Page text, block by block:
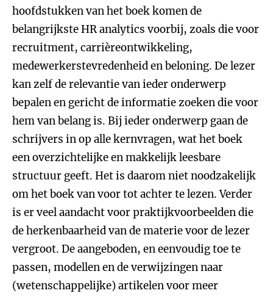
hoofdstukken van het boek komen de
belangrijkste HR analytics voorbij, zoals die voor
recruitment, carrièreontwikkeling,
medewerkerstevredenheid en beloning. De lezer
kan zelf de relevantie van ieder onderwerp
bepalen en gericht de informatie zoeken die voor
hem van belang is. Bij ieder onderwerp gaan de
schrijvers in op alle kernvragen, wat het boek
een overzichtelijke en makkelijk leesbare
structuur geeft. Het is daarom niet noodzakelijk
om het boek van voor tot achter te lezen. Verder
is er veel aandacht voor praktijkvoorbeelden die
de herkenbaarheid van de materie voor de lezer
vergroot. De aangeboden, en eenvoudig toe te
passen, modellen en de verwijzingen naar
(wetenschappelijke) artikelen voor meer